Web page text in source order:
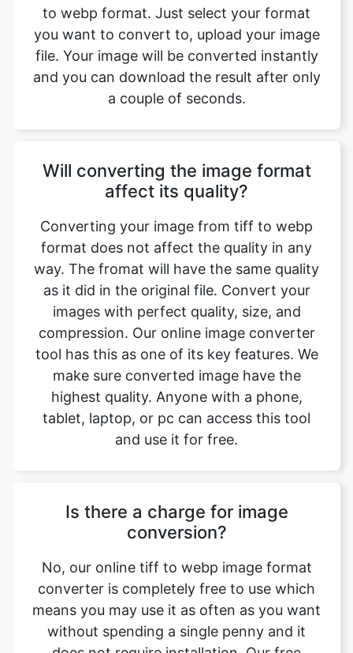
and you can download the result after only
a couple of seconds.
Will converting the image format
format does not affect the quality in any
way. The fromat will have the same quality
as it did in the original file. Convert your
images with perfect quality, size, and
compression. Our online image converter
tool has this as one of its key features. We
make sure converted image have the
highest quality. Anyone with a phone,
tablet, laptop, or pc can access this tool
and use it for free.
Is there a charge for image
converter is completely free to use which
means you may use it as often as you want
without spending a single penny and it
does not require installation. Our free
online image converting tool can be used
by anybody and everybody. For using this
function, you don’t need to have any